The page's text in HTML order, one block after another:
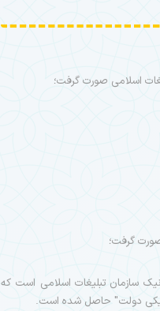
اسلامی صورت گرفت؛
گرفت؛
سازمان تبلیغات اسلامی است که
دولت" حاصل شده است.